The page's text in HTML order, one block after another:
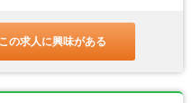
この求人に興味がある